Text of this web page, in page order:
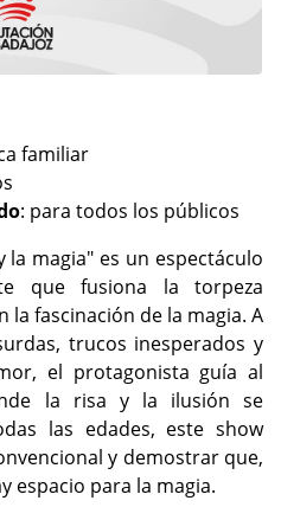
familiar
: para todos los públicos
la magia" es un espectáculo
que fusiona la torpeza
la fascinación de la magia. A
trucos inesperados y
el protagonista guía al
la risa y la ilusión se
las edades, este show
y demostrar que,
espacio para la magia.